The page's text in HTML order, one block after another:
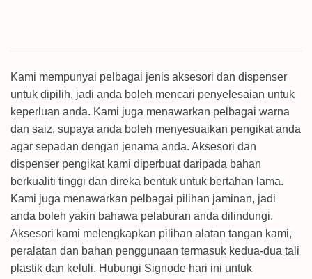
Kami mempunyai pelbagai jenis aksesori dan dispenser
untuk dipilih, jadi anda boleh mencari penyelesaian untuk
keperluan anda. Kami juga menawarkan pelbagai warna
dan saiz, supaya anda boleh menyesuaikan pengikat anda
agar sepadan dengan jenama anda. Aksesori dan
dispenser pengikat kami diperbuat daripada bahan
berkualiti tinggi dan direka bentuk untuk bertahan lama.
Kami juga menawarkan pelbagai pilihan jaminan, jadi
anda boleh yakin bahawa pelaburan anda dilindungi.
Aksesori kami melengkapkan pilihan alatan tangan kami,
peralatan dan bahan penggunaan termasuk kedua-dua tali
plastik dan keluli. Hubungi Signode hari ini untuk